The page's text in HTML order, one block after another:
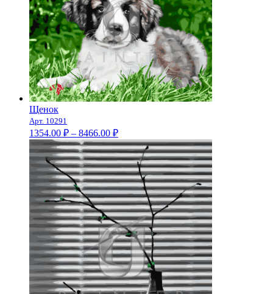
Щенок
Арт. 10291
1354.00 ₽ – 8466.00 ₽Диапазон
цен:
1354.00 ₽
–
8466.00 ₽